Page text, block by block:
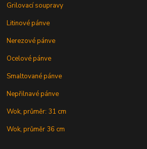
Grilovací soupravy
Litinové pánve
Nerezové pánve
Ocelové pánve
Smaltované pánve
Nepřilnavé pánve
Wok, průměr: 31 cm
Wok, průměr 36 cm